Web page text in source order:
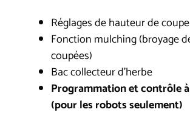
Réglages de hauteur de coupe
Fonction mulching (broyage
coupées)
Bac collecteur d’herbe
Programmation et contrôle
(pour les robots seulement)